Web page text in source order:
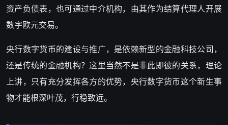
资产负债表，也可通过中介机构，由其作为结算代理人开展
数字欧元交易。
央行数字货币的建设与推广，是依赖新型的金融科技公司，
还是传统的金融机构？这里当然不是非此即彼的关系，理论
上讲，只有充分发挥各方的优势，央行数字货币这个新生事
物才能根深叶茂，行稳致远。